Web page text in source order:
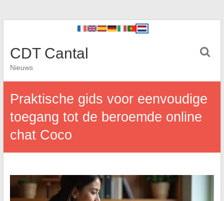
CDT Cantal
Nieuws
Praktische gids voor eenvoudige
toegang tot de beroemde online
chat Coco